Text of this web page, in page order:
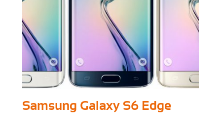
Samsung Galaxy S6 Edge